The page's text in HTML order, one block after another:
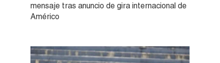
mensaje tras anuncio de gira internacional de
Américo